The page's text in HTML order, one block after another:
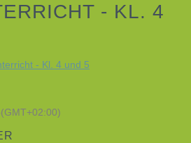
- KL. 4
- Kl. 4 und 5
(GMT+02:00)